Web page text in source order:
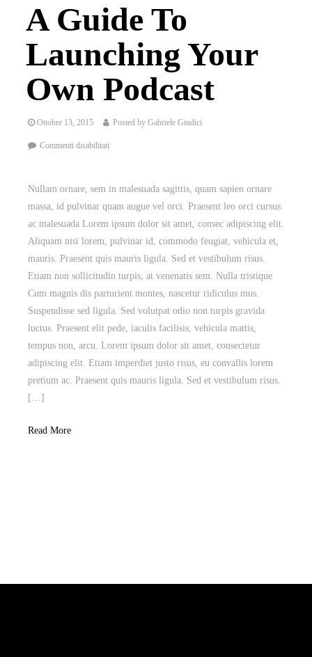
A Guide To
Launching Your
Own Podcast
Ottobre 13, 2015 Posted by Gabriele Giudici
Commenti disabilitati
Nullam ornare, sem in malesuada sagittis, quam sapien ornare
massa, id pulvinar quam augue vel orci. Praesent leo orci cursus
ac malesuada Lorem ipsum dolor sit amet, consec adipiscing elit.
Aliquam nisi lorem, pulvinar id, commodo feugiat, vehicula et,
mauris. Praesent quis mauris ligula. Sed et vestibulum risus.
Etiam non sollicitudin turpis, at venenatis sem. Nulla tristique
Cum magnis dis parturient montes, nascetur ridiculus mus.
Suspendisse sed ligula. Sed volutpat odio non turpis gravida
luctus. Praesent elit pede, iaculis facilisis, vehicula mattis,
tempus non, arcu. Lorem ipsum dolor sit amet, consectetur
adipiscing elit. Etiam imperdiet justo risus, eu convallis lorem
pretium ac. Praesent quis mauris ligula. Sed et vestibulum risus.
[…]
Read More